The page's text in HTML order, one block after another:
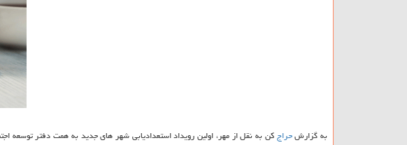
به گزارشحراجکن به نقل از مهر، اولین رویداد استعدادیابی شهر های جدید به همت دفتر